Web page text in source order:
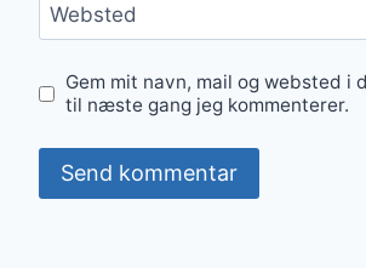
Websted
Gem mit navn, mail og websted i
til næste gang jeg kommenterer.